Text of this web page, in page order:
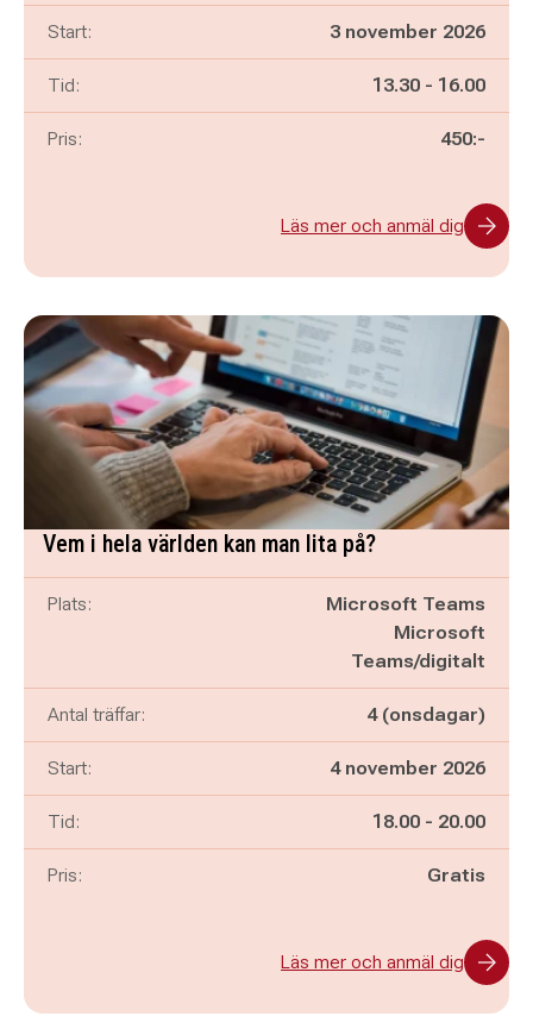
Start: 3 november 2026
Tid: Pågår mellan
13.30 - och
16.00
Pris: 450:-
Läs mer och anmäl dig
Vem i hela världen kan man lita på?
Plats:
Microsoft Teams
Microsoft
Teams/digitalt
Antal träffar: 4 (onsdagar)
Start: 4 november 2026
Tid: Pågår mellan
18.00 - och
20.00
Pris: Gratis
Läs mer och anmäl dig